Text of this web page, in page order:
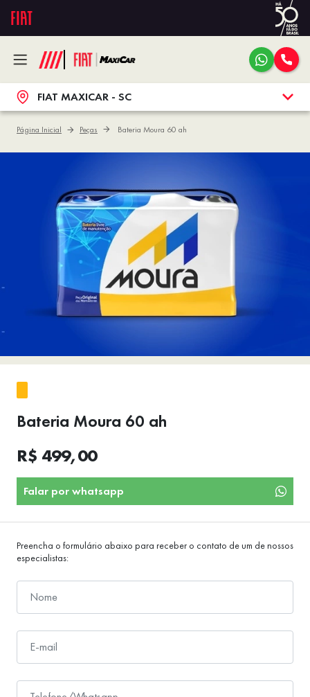
FIAT MAXICAR - SC
Página Inicial Peças Bateria Moura 60 ah
Bateria Moura 60 ah
R$ 499,00
Falar por whatsapp
Preencha o formulário abaixo para receber o contato de um de nossos
especialistas: